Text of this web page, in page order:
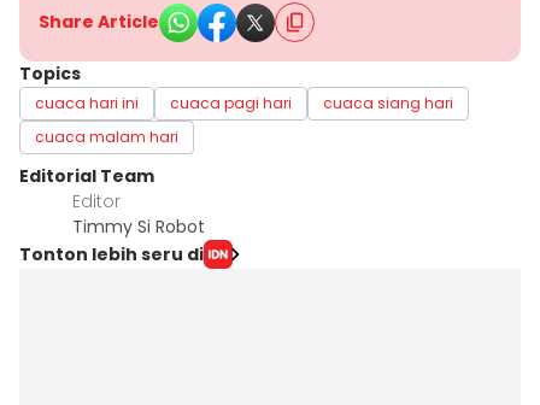
Share Article
Topics
cuaca hari ini cuaca pagi hari
cuaca siang hari
cuaca malam hari
Editorial Team
Editor
Timmy Si Robot
Tonton lebih seru di